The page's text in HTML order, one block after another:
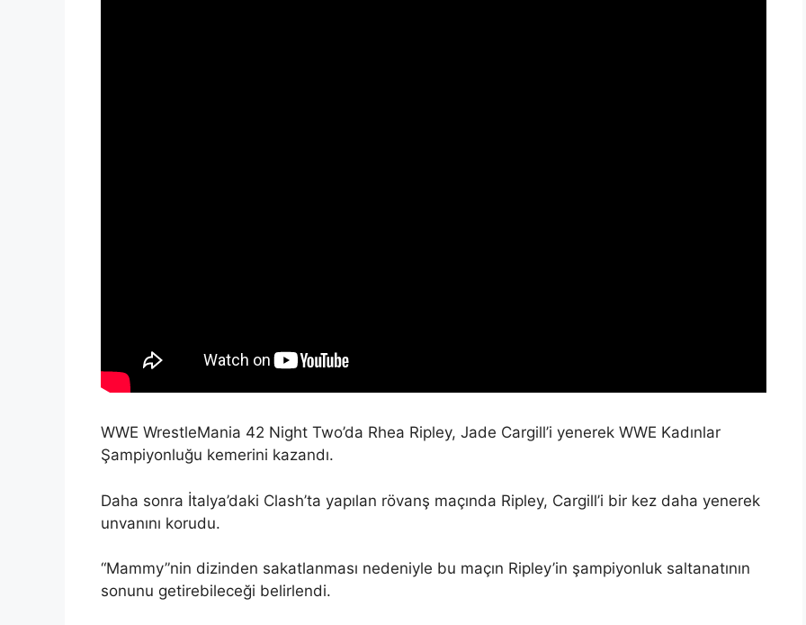
WWE WrestleMania 42 Night Two’da Rhea Ripley, Jade Cargill’i yenerek WWE Kadınlar
Şampiyonluğu kemerini kazandı.
Daha sonra İtalya’daki Clash’ta yapılan rövanş maçında Ripley, Cargill’i bir kez daha yenerek
unvanını korudu.
“Mammy”nin dizinden sakatlanması nedeniyle bu maçın Ripley’in şampiyonluk saltanatının
sonunu getirebileceği belirlendi.